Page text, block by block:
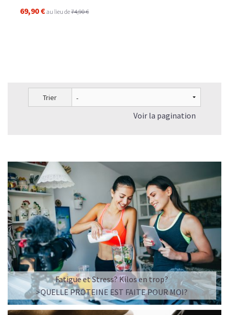
69,90 € au lieu de74,90 €
Trier
Voir la pagination
Fatigue et Stress? Kilos en trop?
>QUELLE PROTEINE EST FAITE POUR MOI?